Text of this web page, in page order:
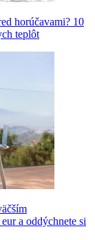
horúčavami? 10
teplôt
a oddýchnete si